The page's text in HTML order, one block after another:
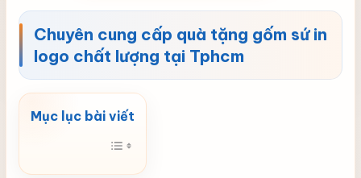
Chuyên cung cấp quà tặng gốm sứ in
logo chất lượng tại Tphcm